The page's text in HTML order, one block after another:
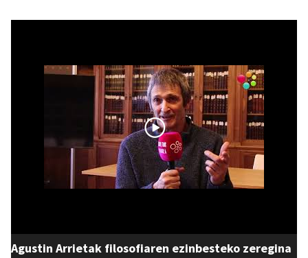
Agustin Arrietak filosofiaren ezinbesteko zeregina